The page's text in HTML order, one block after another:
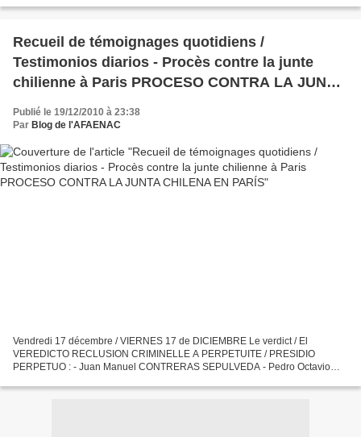
Recueil de témoignages quotidiens /
Testimonios diarios - Procès contre la junte
chilienne à Paris PROCESO CONTRA LA JUNTA
CHILENA EN PARÍS
Publié le 19/12/2010 à 23:38
Par Blog de l'AFAENAC
Vendredi 17 décembre / VIERNES 17 de DICIEMBRE Le verdict / El
VEREDICTO RECLUSION CRIMINELLE A PERPETUITE / PRESIDIO
PERPETUO : - Juan Manuel CONTRERAS SEPULVEDA - Pedro Octavio
PRESIDIO : -...